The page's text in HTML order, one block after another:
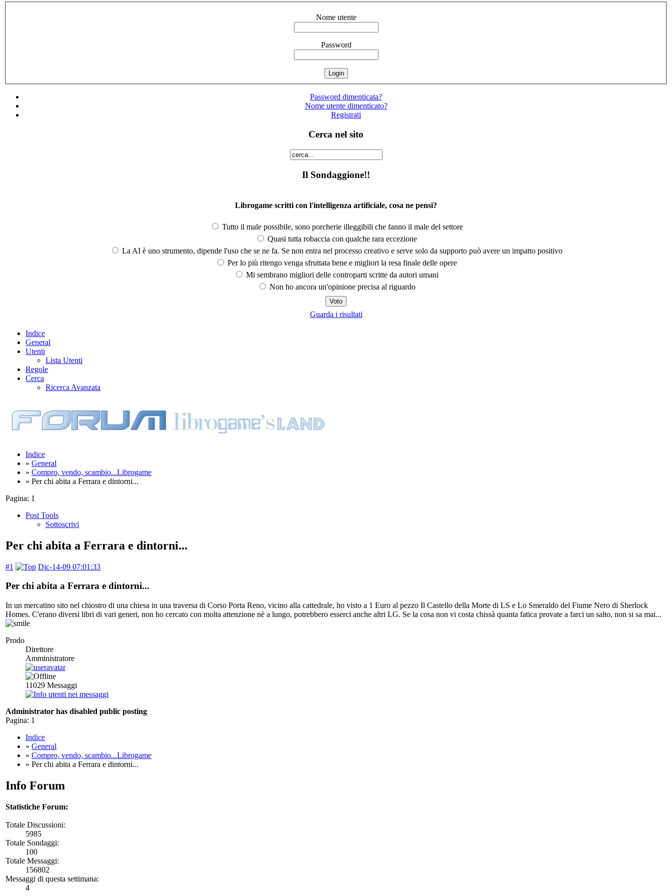
Nome utente
Password
Password dimenticata?
Nome utente dimenticato?
Registrati
Cerca nel sito
Il Sondaggione!!
Librogame scritti con l'intelligenza artificiale, cosa ne pensi?
Tutto il male possibile, sono porcherie illeggibili che fanno il male del settore
Quasi tutta robaccia con qualche rara eccezione
La AI è uno strumento, dipende l'uso che se ne fa. Se non entra nel processo creativo e serve solo da supporto può avere un impatto positivo
Per lo più ritengo venga sfruttata bene e migliori la resa finale delle opere
Mi sembrano migliori delle controparti scritte da autori umani
Non ho ancora un'opinione precisa al riguardo
Guarda i risultati
Indice
General
Utenti
Lista Utenti
Regole
Cerca
Ricerca Avanzata
Indice
» General
» Compro, vendo, scambio...Librogame
» Per chi abita a Ferrara e dintorni...
Pagina: 1
Post Tools
Sottoscrivi
Per chi abita a Ferrara e dintorni...
#1 Dic-14-09 07:01:33
Per chi abita a Ferrara e dintorni...
In un mercatino sito nel chiostro di una chiesa in una traversa di Corso Porta Reno, vicino alla cattedrale, ho visto a 1 Euro al pezzo Il Castello della Morte di LS e Lo Smeraldo del Fiume Nero di Sherlock
Homes. C'erano diversi libri di vari generi, non ho cercato con molta attenzione nè a lungo, potrebbero esserci anche altri LG. Se la cosa non vi costa chissà quanta fatica provate a farci un salto, non si sa mai...
Prodo
Direttore
Amministratore
11029 Messaggi
Administrator has disabled public posting
Pagina: 1
Indice
» General
» Compro, vendo, scambio...Librogame
» Per chi abita a Ferrara e dintorni...
Info Forum
Statistiche Forum:
Totale Discussioni:
5985
Totale Sondaggi:
100
Totale Messaggi:
156802
Messaggi di questa settimana:
4